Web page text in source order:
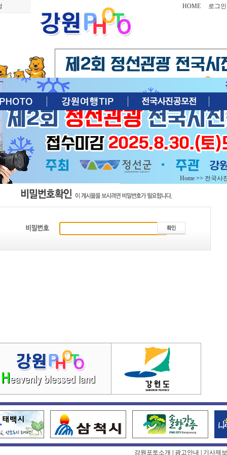
HOME 로그인
Home >> 전국사
강원포토소개 광고안내 기사제보